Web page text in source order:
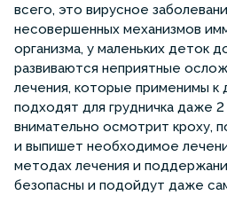
всего, это вирусное
несовершенных механизмов
организма, у маленьких деток
развиваются неприятные
лечения, которые применимы к
подходят для грудничка даже
внимательно осмотрит кроху,
и выпишет необходимое
методах лечения и
безопасны и подойдут даже